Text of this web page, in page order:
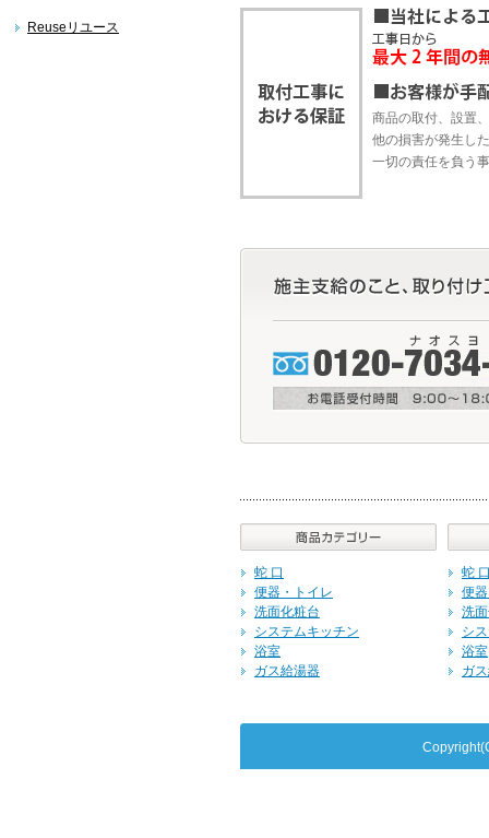
Reuseリユース
商品の取付、設置
他の損害が発生し
一切の責任を負う
蛇 口
便器・トイレ
洗面化粧台
システムキッチン
浴室
ガス給湯器
蛇
便
洗
シ
浴室
ガ